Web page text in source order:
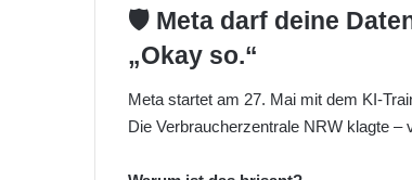
🛡️ Meta darf deine
„Okay so.“
Meta startet am 27. Mai mit dem KI-
Die Verbraucherzentrale NRW klagte